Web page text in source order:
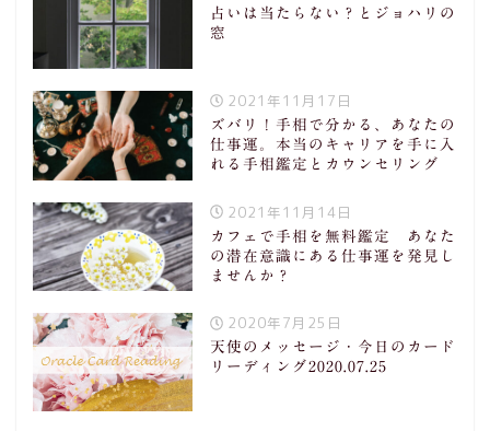
占いは当たらない？とジョハリの
窓
2021年11月17日
ズバリ！手相で分かる、あなたの
仕事運。本当のキャリアを手に入
れる手相鑑定とカウンセリング
2021年11月14日
カフェで手相を無料鑑定 あなた
の潜在意識にある仕事運を発見し
ませんか？
2020年7月25日
天使のメッセージ・今日のカード
リーディング2020.07.25